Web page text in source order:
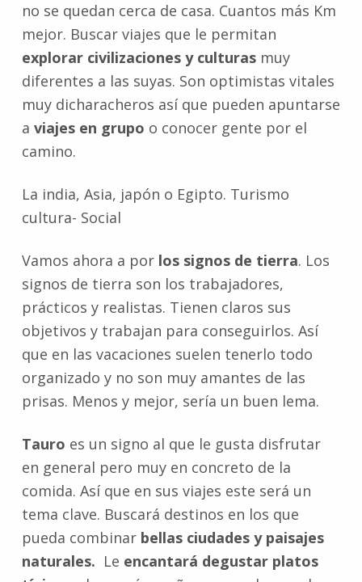
no se quedan cerca de casa. Cuantos más Km
mejor. Buscar viajes que le permitan
explorar civilizaciones y culturasmuy
diferentes a las suyas. Son optimistas vitales
muy dicharacheros así que pueden apuntarse
a viajes en grupo o conocer gente por el
camino.
La india, Asia, japón o Egipto. Turismo
cultura- Social
Vamos ahora a por los signos de tierra. Los
signos de tierra son los trabajadores,
prácticos y realistas. Tienen claros sus
objetivos y trabajan para conseguirlos. Así
que en las vacaciones suelen tenerlo todo
organizado y no son muy amantes de las
prisas. Menos y mejor, sería un buen lema.
Tauro es un signo al que le gusta disfrutar
en general pero muy en concreto de la
comida. Así que en sus viajes este será un
tema clave. Buscará destinos en los que
pueda combinar bellas ciudades y paisajes
naturales. Le encantará degustar platos